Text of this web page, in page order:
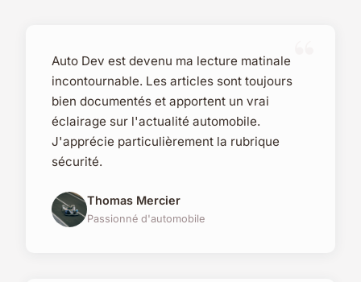
Auto Dev est devenu ma lecture matinale
incontournable. Les articles sont toujours
bien documentés et apportent un vrai
éclairage sur l'actualité automobile.
J'apprécie particulièrement la rubrique
sécurité.
Thomas Mercier
Passionné d'automobile